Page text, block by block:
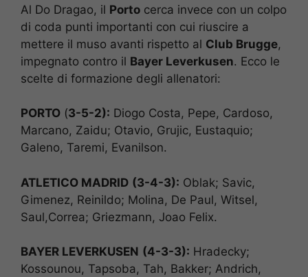
Al Do Dragao, il Porto cerca invece con un colpo
di coda punti importanti con cui riuscire a
mettere il muso avanti rispetto al Club Brugge,
impegnato contro il Bayer Leverkusen. Ecco le
scelte di formazione degli allenatori:
PORTO (3-5-2): Diogo Costa, Pepe, Cardoso,
Marcano, Zaidu; Otavio, Grujic, Eustaquio;
Galeno, Taremi, Evanilson.
ATLETICO MADRID (3-4-3): Oblak; Savic,
Gimenez, Reinildo; Molina, De Paul, Witsel,
Saul,Correa; Griezmann, Joao Felix.
BAYER LEVERKUSEN (4-3-3): Hradecky;
Kossounou, Tapsoba, Tah, Bakker; Andrich,